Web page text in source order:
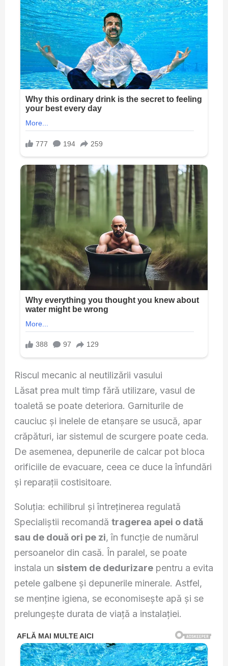
Riscul mecanic al neutilizării vasului
Lăsat prea mult timp fără utilizare, vasul de
toaletă se poate deteriora. Garniturile de
cauciuc și inelele de etanșare se usucă, apar
crăpături, iar sistemul de scurgere poate ceda.
De asemenea, depunerile de calcar pot bloca
orificiile de evacuare, ceea ce duce la înfundări
și reparații costisitoare.
Soluția: echilibrul și întreținerea regulată
Specialiștii recomandă tragerea apei o dată
sau de două ori pe zi, în funcție de numărul
persoanelor din casă. În paralel, se poate
instala un sistem de dedurizarepentru a evita
petele galbene și depunerile minerale. Astfel,
se menține igiena, se economisește apă și se
prelungește durata de viață a instalației.